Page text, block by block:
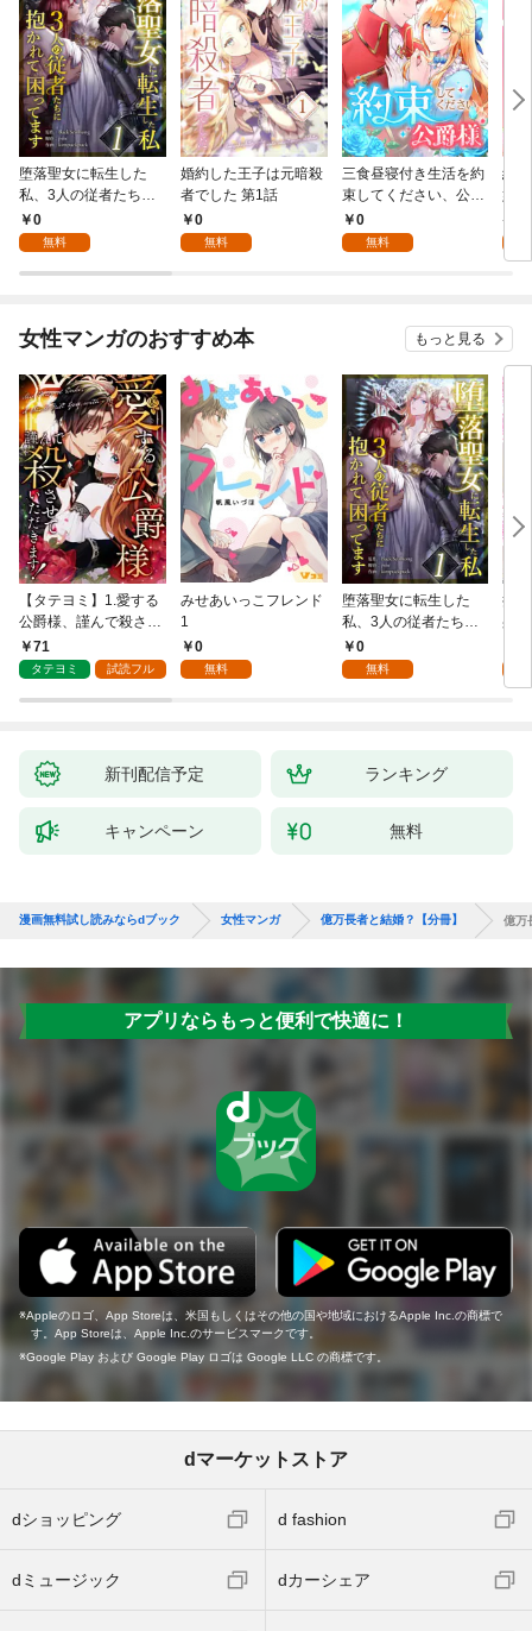
堕落聖女に転生した
私、3人の従者たちに
抱かれて困ってます 第
1話
0
無料
婚約した王子は元暗殺
者でした 第1話
0
無料
三食昼寝付き生活を約
束してください、公爵
様 1話
0
無料
絶
嬢
行
女性マンガのおすすめ本 もっと見る
【タテヨミ】1.愛する
公爵様、謹んで殺させ
ていただきます！
71
タテヨミ 試読フル
みせあいっこフレンド
1
0
無料
堕落聖女に転生した
私、3人の従者たちに
抱かれて困ってます 第
1話
0
無料
授
身
新刊配信予定 ランキング
キャンペーン 無料
漫画無料試し読みならdブック 女性マンガ 億万長者と結婚？【分冊】 億万
アプリならもっと便利で快適に！
Appleのロゴ、App Storeは、米国もしくはその他の国や地域におけるApple Inc.の商標で
す。App Storeは、Apple Inc.のサービスマークです。
Google Play および Google Play ロゴは Google LLC の商標です。
dマーケットストア
dショッピング d fashion
dミュージック dカーシェア